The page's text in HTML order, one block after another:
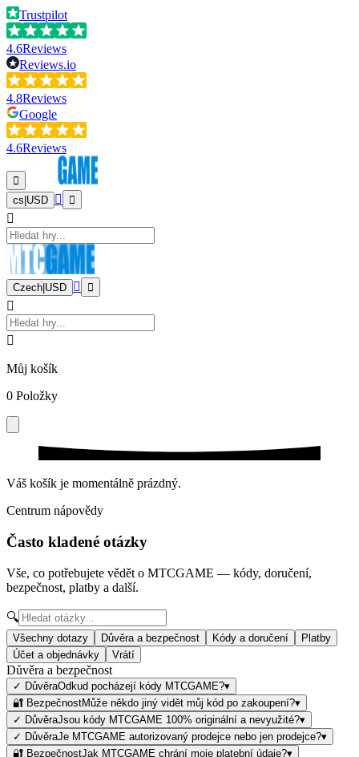
Trustpilot
4.6Reviews
Reviews.io
4.8Reviews
Google
4.6Reviews
cs USD
Czech USD
Můj košík
0 Položky
Váš košík je momentálně prázdný.
Centrum nápovědy
Často kladené otázky
Vše, co potřebujete vědět o MTCGAME — kódy, doručení,
bezpečnost, platby a další.
🔍
Všechny dotazy Důvěra a bezpečnost Kódy a doručení
Platby
Účet a objednávky
Vrátí
Důvěra a bezpečnost
✓ DůvěraOdkud pocházejí kódy MTCGAME?▾
🔐 BezpečnostMůže někdo jiný vidět můj kód po zakoupení?▾
✓ DůvěraJsou kódy MTCGAME 100% originální a nevyužité?▾
✓ DůvěraJe MTCGAME autorizovaný prodejce nebo jen prodejce?▾
🔐 BezpečnostJak MTCGAME chrání moje platební údaje?▾